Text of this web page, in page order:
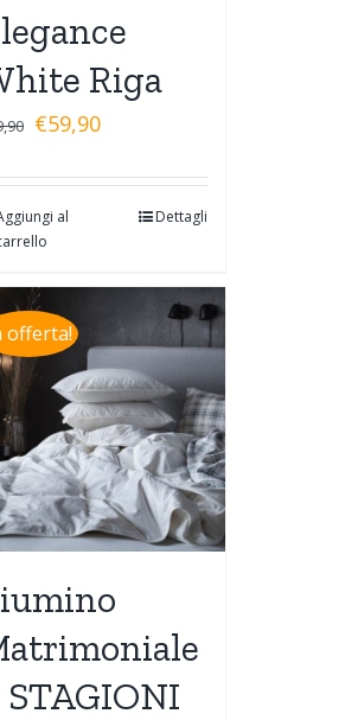
Riga
€59,90
al
Dettagli
offerta!
STAGIONI